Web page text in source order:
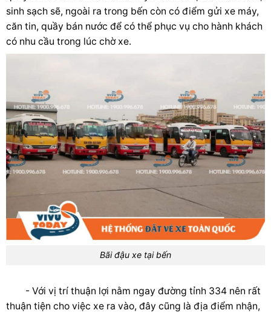
sinh sạch sẽ, ngoài ra trong bến còn có điểm gửi xe máy,
căn tin, quầy bán nước để có thể phục vụ cho hành khách
có nhu cầu trong lúc chờ xe.
Bãi đậu xe tại bến
- Với vị trí thuận lợi nằm ngay đường tỉnh 334 nên rất
thuận tiện cho việc xe ra vào, đây cũng là địa điểm nhận,